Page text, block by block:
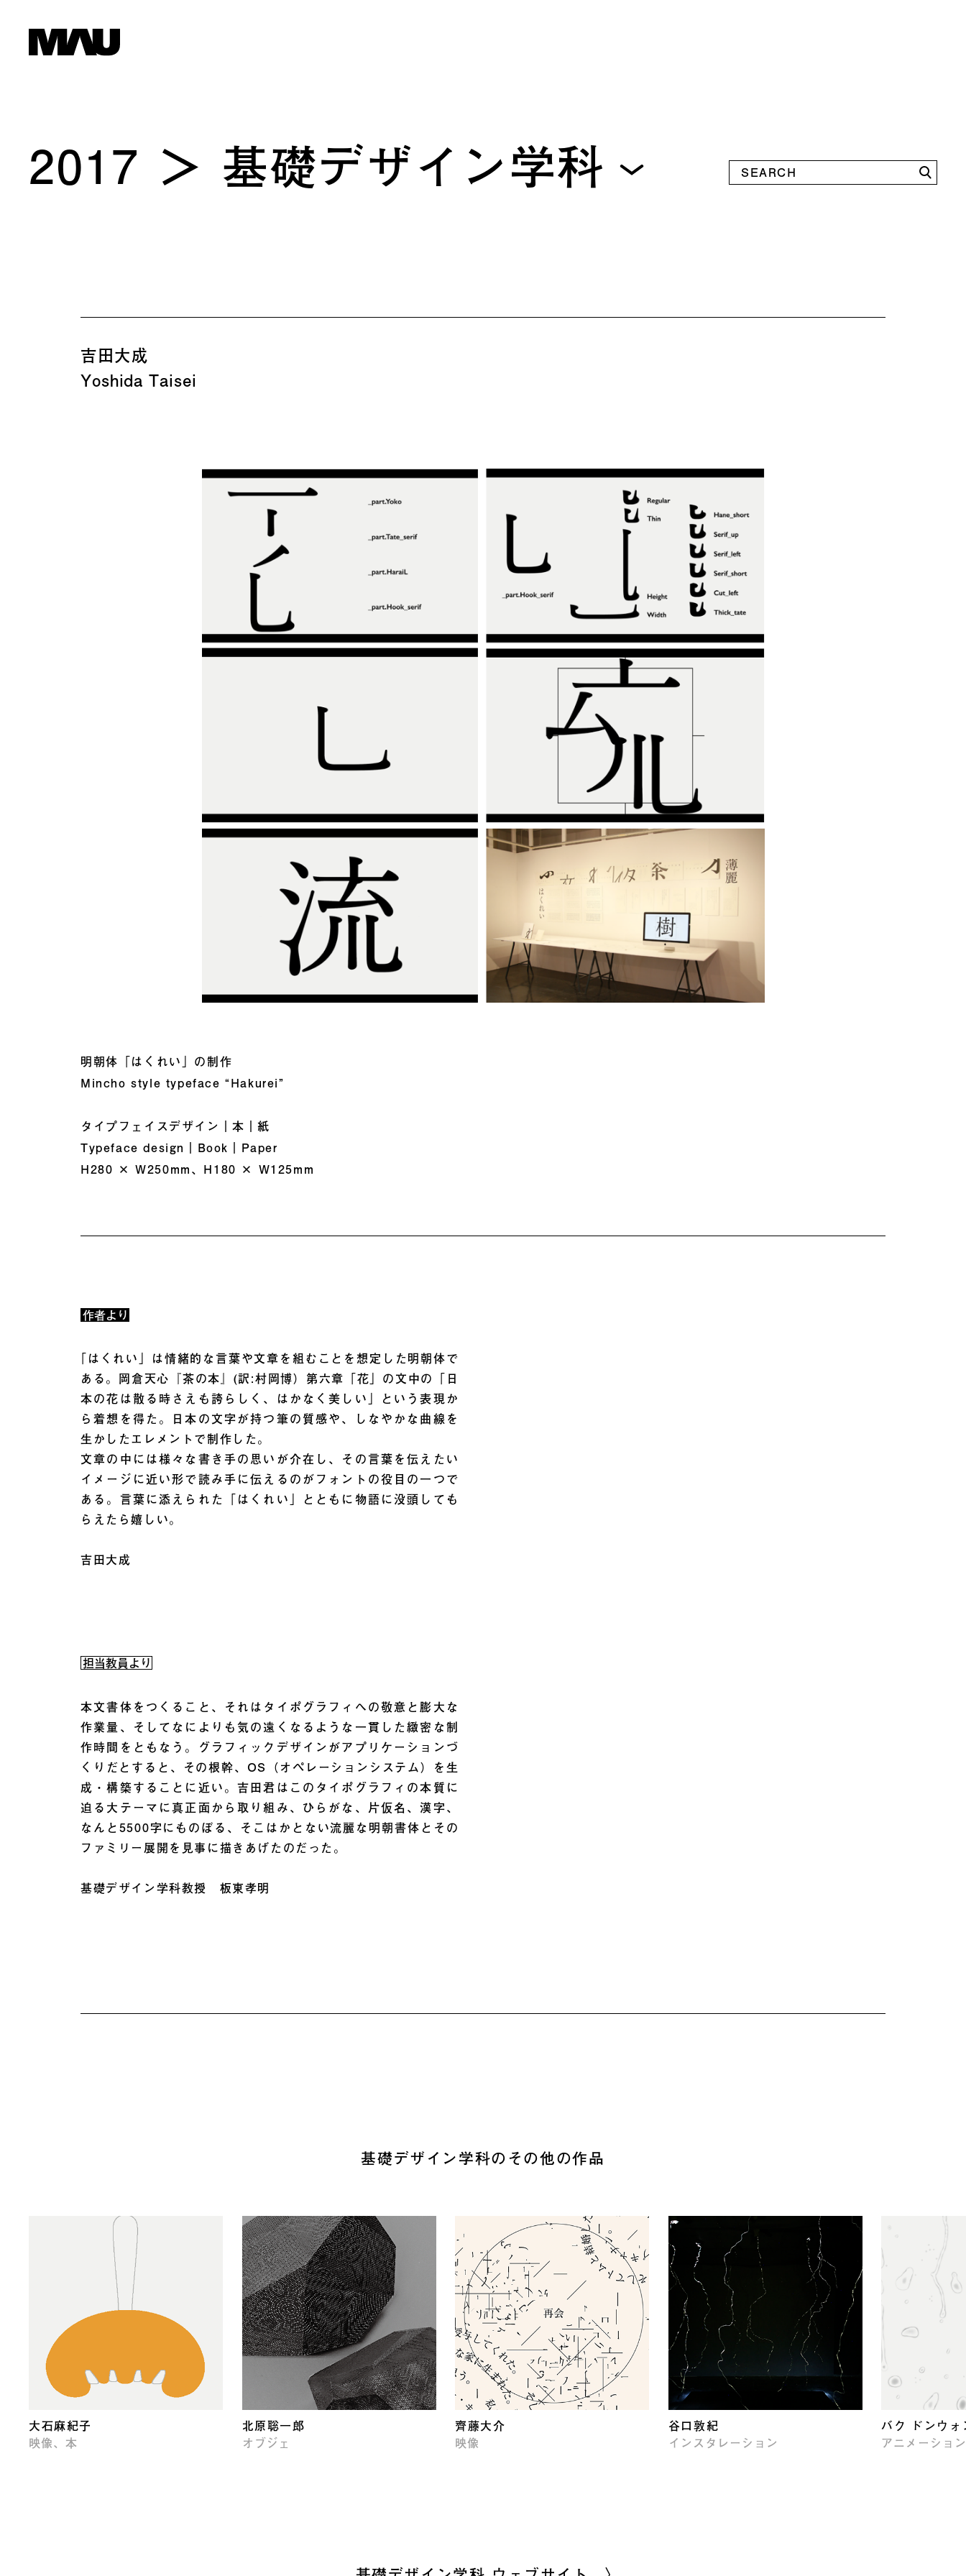
2017 基礎デザイン学科
吉田大成
Yoshida Taisei
明朝体「はくれい」の制作
Mincho style typeface “Hakurei”
タイプフェイスデザイン｜本｜紙
Typeface design｜Book｜Paper
H280 × W250mm、H180 × W125mm
作者より
｢はくれい」は情緒的な言葉や文章を組むことを想定した明朝体で
ある。岡倉天心『茶の本』(訳:村岡博）第六章「花」の文中の「日
本の花は散る時さえも誇らしく、はかなく美しい」という表現か
ら着想を得た。日本の文字が持つ筆の質感や、しなやかな曲線を
生かしたエレメントで制作した。
文章の中には様々な書き手の思いが介在し、その言葉を伝えたい
イメージに近い形で読み手に伝えるのがフォントの役目の一つで
ある。言葉に添えられた「はくれい」とともに物語に没頭しても
らえたら嬉しい。
吉田大成
担当教員より
本文書体をつくること、それはタイポグラフィへの敬意と膨大な
作業量、そしてなによりも気の遠くなるような一貫した緻密な制
作時間をともなう。グラフィックデザインがアプリケーションづ
くりだとすると、その根幹、OS（オペレーションシステム）を生
成・構築することに近い。吉田君はこのタイポグラフィの本質に
迫る大テーマに真正面から取り組み、ひらがな、片仮名、漢字、
なんと5500字にものぼる、そこはかとない流麗な明朝書体とその
ファミリー展開を見事に描きあげたのだった。
基礎デザイン学科教授 板東孝明
基礎デザイン学科のその他の作品
大石麻紀子
映像、本
北原聡一郎
オブジェ
齊藤大介
映像
谷口敦紀
インスタレーション
バク ドンウォ
アニメーショ